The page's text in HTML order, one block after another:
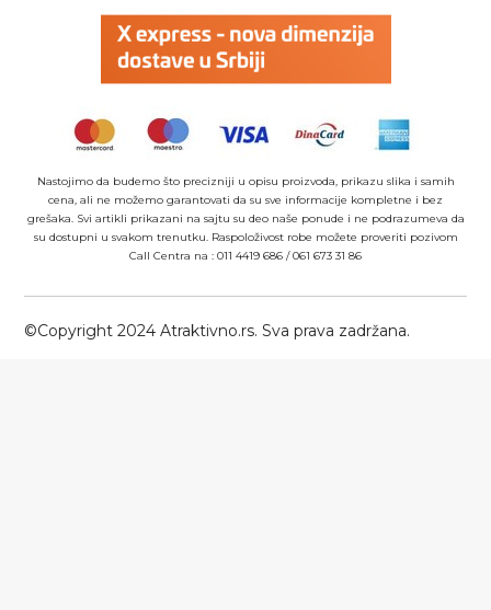
Nastojimo da budemo što precizniji u opisu proizvoda, prikazu slika i samih
cena, ali ne možemo garantovati da su sve informacije kompletne i bez
grešaka. Svi artikli prikazani na sajtu su deo naše ponude i ne podrazumeva da
su dostupni u svakom trenutku. Raspoloživost robe možete proveriti pozivom
Call Centra na : 011 4419 686 /061 673 31 86
©Copyright 2024 Atraktivno.rs. Sva prava zadržana.